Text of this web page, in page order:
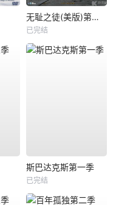
无耻之徒(美版)第二季
已完结
斯巴达克斯第一季
已完结